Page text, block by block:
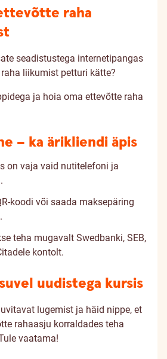
raha
seadistustega internetipangas
liikumist petturi kätte?
ja hoia oma ettevõtte raha
– ka ärikliendi äpis
on vaja vaid nutitelefoni ja
koodi või saada maksepäring
teha mugavalt Swedbanki, SEB,
kontolt.
uudistega kursis
lugemist ja häid nippe, et
rahaasju korraldades teha
vaatama!